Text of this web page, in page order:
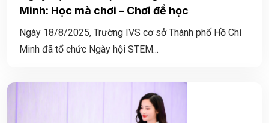
Minh: Học mà chơi – Chơi để học
Ngày 18/8/2025, Trường IVS cơ sở Thành phố Hồ Chí
Minh đã tổ chức Ngày hội STEM...